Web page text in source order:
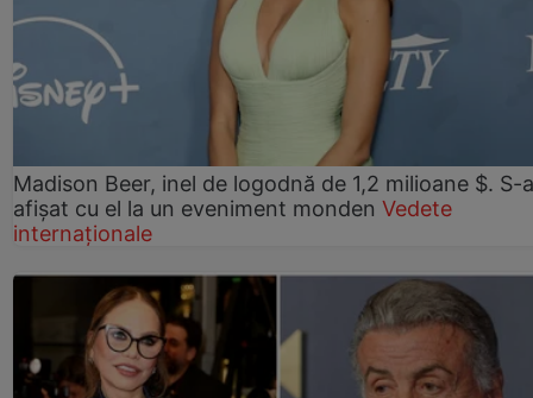
Madison Beer, inel de logodnă de 1,2 milioane $. S-a
afișat cu el la un eveniment monden Vedete
internaționale